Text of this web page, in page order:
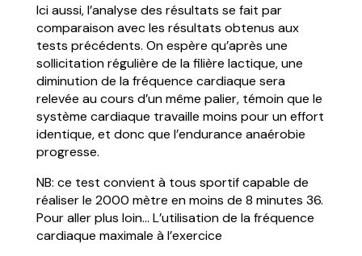
Ici aussi, l’analyse des résultats se fait par
comparaison avec les résultats obtenus aux
tests précédents. On espère qu’après une
sollicitation régulière de la filière lactique, une
diminution de la fréquence cardiaque sera
relevée au cours d’un même palier, témoin que le
système cardiaque travaille moins pour un effort
identique, et donc que l’endurance anaérobie
progresse.
NB: ce test convient à tous sportif capable de
réaliser le 2000 mètre en moins de 8 minutes 36.
Pour aller plus loin… L’utilisation de la fréquence
cardiaque maximale à l’exercice